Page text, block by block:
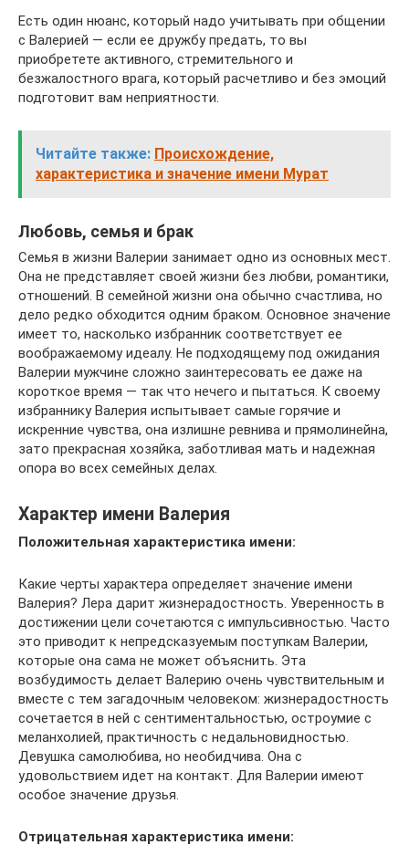
Есть один нюанс, который надо учитывать при общении
с Валерией — если ее дружбу предать, то вы
приобретете активного, стремительного и
безжалостного врага, который расчетливо и без эмоций
подготовит вам неприятности.
Читайте также: Происхождение,
характеристика и значение имени Мурат
Любовь, семья и брак
Семья в жизни Валерии занимает одно из основных мест.
Она не представляет своей жизни без любви, романтики,
отношений. В семейной жизни она обычно счастлива, но
дело редко обходится одним браком. Основное значение
имеет то, насколько избранник соответствует ее
воображаемому идеалу. Не подходящему под ожидания
Валерии мужчине сложно заинтересовать ее даже на
короткое время — так что нечего и пытаться. К своему
избраннику Валерия испытывает самые горячие и
искренние чувства, она излишне ревнива и прямолинейна,
зато прекрасная хозяйка, заботливая мать и надежная
опора во всех семейных делах.
Характер имени Валерия
Положительная характеристика имени:
Какие черты характера определяет значение имени
Валерия? Лера дарит жизнерадостность. Уверенность в
достижении цели сочетаются с импульсивностью. Часто
это приводит к непредсказуемым поступкам Валерии,
которые она сама не может объяснить. Эта
возбудимость делает Валерию очень чувствительным и
вместе с тем загадочным человеком: жизнерадостность
сочетается в ней с сентиментальностью, остроумие с
меланхолией, практичность с недальновидностью.
Девушка самолюбива, но необидчива. Она с
удовольствием идет на контакт. Для Валерии имеют
особое значение друзья.
Отрицательная характеристика имени: